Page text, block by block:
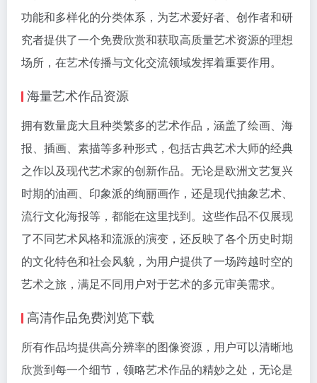
功能和多样化的分类体系，为艺术爱好者、创作者和研
究者提供了一个免费欣赏和获取高质量艺术资源的理想
场所，在艺术传播与文化交流领域发挥着重要作用。
海量艺术作品资源
拥有数量庞大且种类繁多的艺术作品，涵盖了绘画、海
报、插画、素描等多种形式，包括古典艺术大师的经典
之作以及现代艺术家的创新作品。无论是欧洲文艺复兴
时期的油画、印象派的绚丽画作，还是现代抽象艺术、
流行文化海报等，都能在这里找到。这些作品不仅展现
了不同艺术风格和流派的演变，还反映了各个历史时期
的文化特色和社会风貌，为用户提供了一场跨越时空的
艺术之旅，满足不同用户对于艺术的多元审美需求。
高清作品免费浏览下载
所有作品均提供高分辨率的图像资源，用户可以清晰地
欣赏到每一个细节，领略艺术作品的精妙之处，无论是